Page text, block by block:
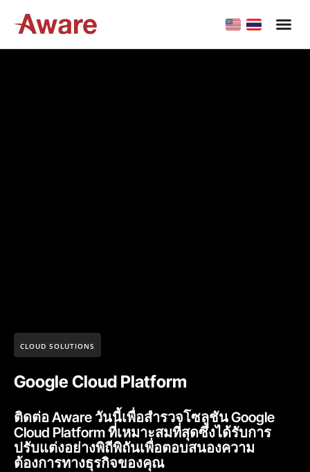
CLOUD SOLUTIONS
Google Cloud Platform
ติดต่อ Aware วันนี้เพื่อสำรวจโซลูชัน Google
Cloud Platform ที่เหมาะสมที่สุดซึ่งได้รับการ
ปรับแต่งอย่างพิถีพิถันเพื่อตอบสนองความ
ต้องการทางธุรกิจของคุณ